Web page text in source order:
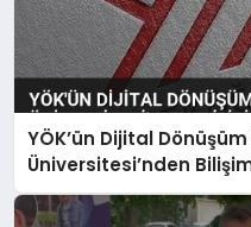
YÖK’ün Dijital
Üniversitesi’nden